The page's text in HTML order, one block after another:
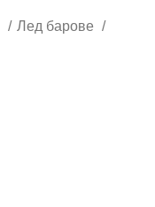
Лед барове